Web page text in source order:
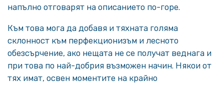
напълно отговарят на описанието по-горе.
Към това мога да добавя и тяхната голяма
склонност към перфекционизъм и лесното
обезсърчение, ако нещата не се получат веднага и
при това по най-добрия възможен начин. Някои от
тях имат, освен моментите на крайно